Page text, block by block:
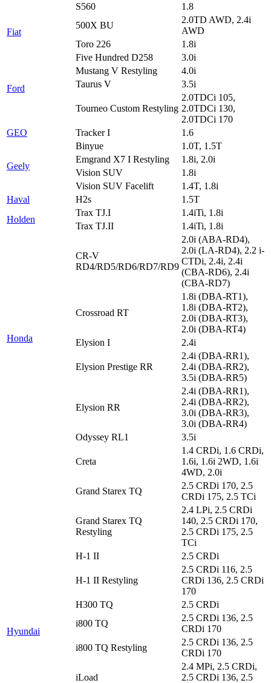
S560
1.8
Fiat
500X BU
2.0TD AWD, 2.4i
AWD
Toro 226
1.8i
Ford
Five Hundred D258
3.0i
Mustang V Restyling
4.0i
Taurus V
3.5i
Tourneo Custom Restyling
2.0TDCi 105,
2.0TDCi 130,
2.0TDCi 170
GEO
Tracker I 1.6
Geely
Binyue
1.0T, 1.5T
Emgrand X7 I Restyling
1.8i, 2.0i
Vision SUV
1.8i
Vision SUV Facelift
1.4T, 1.8i
Haval
H2s
1.5T
Holden
Trax TJ.I
1.4iTi, 1.8i
Trax TJ.II
1.4iTi, 1.8i
Honda
CR-V
RD4/RD5/RD6/RD7/RD9
2.0i (ABA-RD4),
2.0i (LA-RD4), 2.2 i-
CTDi, 2.4i, 2.4i
(CBA-RD6), 2.4i
(CBA-RD7)
Crossroad RT
1.8i (DBA-RT1),
1.8i (DBA-RT2),
2.0i (DBA-RT3),
2.0i (DBA-RT4)
Elysion I
2.4i
Elysion Prestige RR
2.4i (DBA-RR1),
2.4i (DBA-RR2),
3.5i (DBA-RR5)
Elysion RR
2.4i (DBA-RR1),
2.4i (DBA-RR2),
3.0i (DBA-RR3),
3.0i (DBA-RR4)
Odyssey RL1
3.5i
Hyundai
Creta
1.4 CRDi, 1.6 CRDi,
1.6i, 1.6i 2WD, 1.6i
4WD, 2.0i
Grand Starex TQ
2.5 CRDi 170, 2.5
CRDi 175, 2.5 TCi
Grand Starex TQ
Restyling
2.4 LPi, 2.5 CRDi
140, 2.5 CRDi 170,
2.5 CRDi 175, 2.5
TCi
H-1 II
2.5 CRDi
H-1 II Restyling
2.5 CRDi 116, 2.5
CRDi 136, 2.5 CRDi
170
H300 TQ
2.5 CRDi
i800 TQ
2.5 CRDi 136, 2.5
CRDi 170
i800 TQ Restyling
2.5 CRDi 136, 2.5
CRDi 170
iLoad
2.4 MPi, 2.5 CRDi,
2.5 CRDi 136, 2.5